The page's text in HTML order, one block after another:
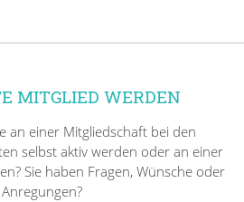
MITGLIED WERDEN
an einer Mitgliedschaft bei den
selbst aktiv werden oder an einer
Sie haben Fragen, Wünsche oder
Anregungen?